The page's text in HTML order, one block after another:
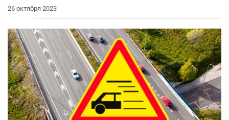
26 октября 2023